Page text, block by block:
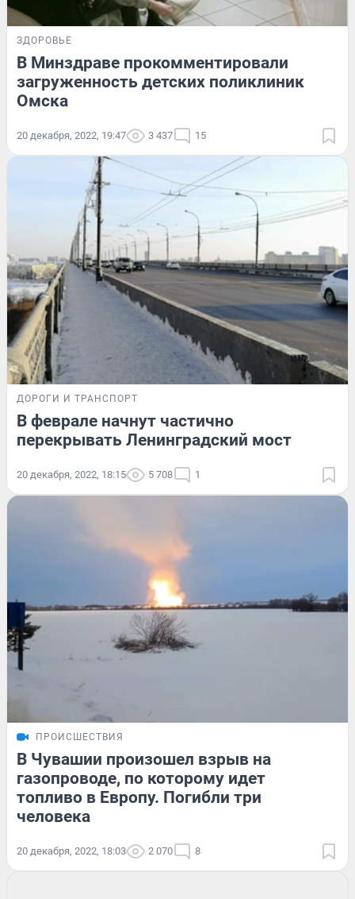
ЗДОРОВЬЕ
В Минздраве прокомментировали
загруженность детских поликлиник
Омска
20 декабря, 2022, 19:47 3 437 15
ДОРОГИ И ТРАНСПОРТ
В феврале начнут частично
перекрывать Ленинградский мост
20 декабря, 2022, 18:15 5 708 1
ПРОИСШЕСТВИЯ
В Чувашии произошел взрыв на
газопроводе, по которому идет
топливо в Европу. Погибли три
человека
20 декабря, 2022, 18:03 2 070 8